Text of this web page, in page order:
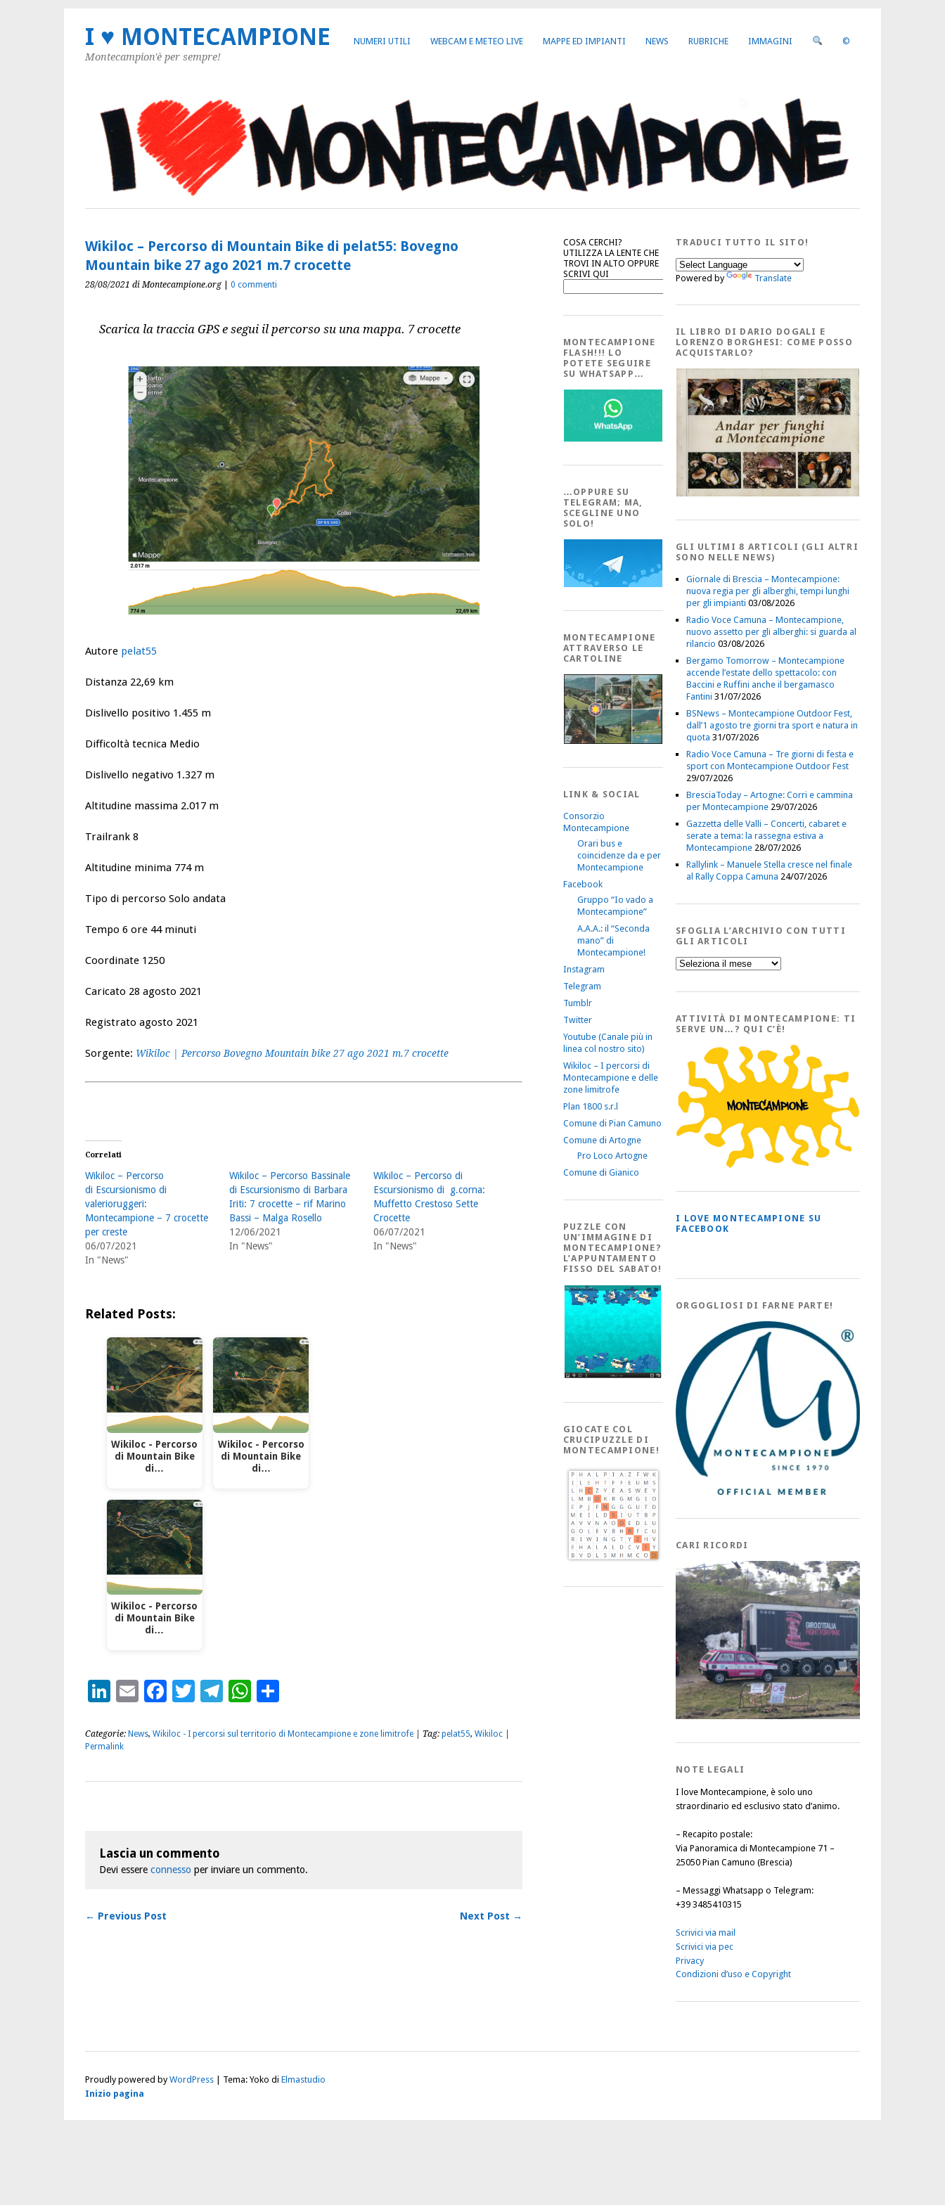
NUMERI UTILI WEBCAM E METEO LIVE MAPPE ED IMPIANTI NEWS RUBRICHE IMMAGINI ©
I ♥ MONTECAMPIONE
Montecampion'è per sempre!
Wikiloc – Percorso di Mountain Bike di pelat55: Bovegno
Mountain bike 27 ago 2021 m.7 crocette
28/08/2021 di Montecampione.org| 0 commenti
Scarica la traccia GPS e segui il percorso su una mappa. 7 crocette
Autore pelat55
Distanza 22,69 km
Dislivello positivo 1.455 m
Difficoltà tecnica Medio
Dislivello negativo 1.327 m
Altitudine massima 2.017 m
Trailrank 8
Altitudine minima 774 m
Tipo di percorso Solo andata
Tempo 6 ore 44 minuti
Coordinate 1250
Caricato 28 agosto 2021
Registrato agosto 2021
Sorgente: Wikiloc | Percorso Bovegno Mountain bike 27 ago 2021 m.7 crocette
Correlati
Wikiloc – Percorso
di Escursionismo di
valerioruggeri:
Montecampione – 7 crocette
per creste
06/07/2021
In "News"
Wikiloc – Percorso Bassinale
di Escursionismo di Barbara
Iriti: 7 crocette – rif Marino
Bassi – Malga Rosello
12/06/2021
In "News"
Wikiloc – Percorso di
Escursionismo di g.corna:
Muffetto Crestoso Sette
Crocette
06/07/2021
In "News"
Related Posts:
Wikiloc - Percorso
di Mountain Bike
di…
Wikiloc - Percorso
di Mountain Bike
di…
Wikiloc - Percorso
di Mountain Bike
di…
LinkedIn
EmailFacebook
Twitter
Telegram
WhatsApp
Categorie: News, Wikiloc - I percorsi sul territorio di Montecampione e zone limitrofe | Tag: pelat55, Wikiloc
Permalink
Lascia un commento
Devi essere connesso per inviare un commento.
← Previous Post Next Post →
COSA CERCHI?
UTILIZZA LA LENTE CHE
TROVI IN ALTO OPPURE
SCRIVI QUI
Cerca
MONTECAMPIONE
FLASH!!! LO
POTETE SEGUIRE
SU WHATSAPP…
…OPPURE SU
TELEGRAM; MA,
SCEGLINE UNO
SOLO!
MONTECAMPIONE
ATTRAVERSO LE
CARTOLINE
LINK & SOCIAL
Consorzio
Montecampione
Orari bus e
coincidenze da e per
Montecampione
Facebook
Gruppo “Io vado a
Montecampione”
A.A.A.: il “Seconda
mano” di
Montecampione!
Instagram
Telegram
Tumblr
Twitter
Youtube (Canale più in
linea col nostro sito)
Wikiloc – I percorsi di
Montecampione e delle
zone limitrofe
Plan 1800 s.r.l
Comune di Pian Camuno
Comune di Artogne
Pro Loco Artogne
Comune di Gianico
PUZZLE CON
UN’IMMAGINE DI
MONTECAMPIONE?
L’APPUNTAMENTO
FISSO DEL SABATO!
GIOCATE COL
CRUCIPUZZLE DI
MONTECAMPIONE!
TRADUCI TUTTO IL SITO!
Powered by Translate
IL LIBRO DI DARIO DOGALI E
LORENZO BORGHESI: COME POSSO
ACQUISTARLO?
GLI ULTIMI 8 ARTICOLI (GLI ALTRI
SONO NELLE NEWS)
Giornale di Brescia – Montecampione:
nuova regia per gli alberghi, tempi lunghi
per gli impianti 03/08/2026
Radio Voce Camuna – Montecampione,
nuovo assetto per gli alberghi: si guarda al
rilancio 03/08/2026
Bergamo Tomorrow – Montecampione
accende l’estate dello spettacolo: con
Baccini e Ruffini anche il bergamasco
Fantini 31/07/2026
BSNews – Montecampione Outdoor Fest,
dall’1 agosto tre giorni tra sport e natura in
quota 31/07/2026
Radio Voce Camuna – Tre giorni di festa e
sport con Montecampione Outdoor Fest
29/07/2026
BresciaToday – Artogne: Corri e cammina
per Montecampione 29/07/2026
Gazzetta delle Valli – Concerti, cabaret e
serate a tema: la rassegna estiva a
Montecampione 28/07/2026
Rallylink – Manuele Stella cresce nel finale
al Rally Coppa Camuna 24/07/2026
SFOGLIA L’ARCHIVIO CON TUTTI
GLI ARTICOLI
Sfoglia
l’Archivio
tutti
Articoli
ATTIVITÀ DI MONTECAMPIONE: TI
SERVE UN…? QUI C’È!
I LOVE MONTECAMPIONE SU
FACEBOOK
ORGOGLIOSI DI FARNE PARTE!
CARI RICORDI
NOTE LEGALI
I love Montecampione, è solo uno
straordinario ed esclusivo stato d’animo.
– Recapito postale:
Via Panoramica di Montecampione 71 –
25050 Pian Camuno (Brescia)
– Messaggi Whatsapp o Telegram:
+39 3485410315
Scrivici via mail
Scrivici via pec
Privacy
Condizioni d’uso e Copyright
Proudly powered by WordPress Tema: Yoko di Elmastudio
Inizio pagina